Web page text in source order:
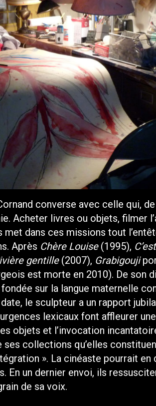
converse avec celle qui,
Acheter livres ou objets, filmer
dans ces missions tout
Après Chère Louise(1995),
gentille(2007), Grabigouji
est morte en 2010). De son
sur la langue maternelle
le sculpteur a un rapport
lexicaux font affleurer
objets et l’invocation
collections qu’elles
». La cinéaste pourrait en
En un dernier envoi, ils
de sa voix.